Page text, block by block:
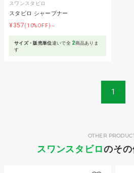
スワンスタビロ
スタビロ シャープナー
¥357(10%OFF)～
サイズ・販売単位違いで全 2商品ありま
す
1
スワンスタビロのそ
OTHER